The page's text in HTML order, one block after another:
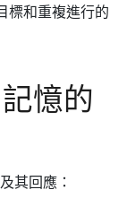
標和重複進行的
憶的
其回應：